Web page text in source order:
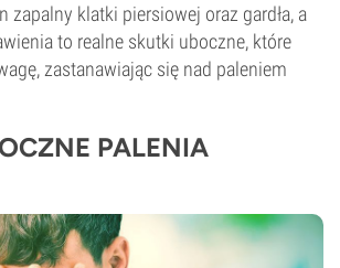
zapalny klatki piersiowej oraz gardła, a
to realne skutki uboczne, które
zastanawiając się nad paleniem
PALENIA